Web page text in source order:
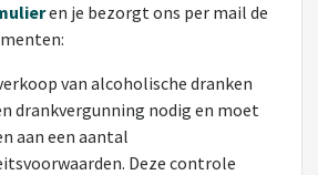
en je bezorgt ons per mail de
van alcoholische dranken
drankvergunning nodig en moet
aan een aantal
Deze controle